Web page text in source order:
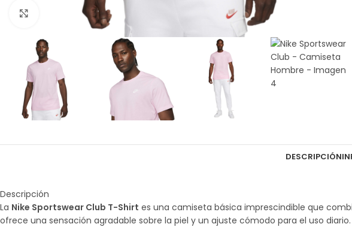
Amplía la Imagen
DESCRIPCIÓN
Descripción
La Nike Sportswear Club T-Shirt es una camiseta básica imprescindible que
ofrece una sensación agradable sobre la piel y un ajuste cómodo para el uso diario.